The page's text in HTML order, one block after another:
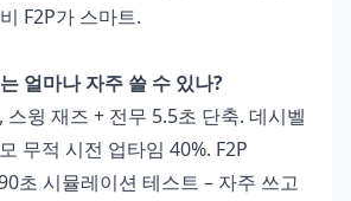
F2P가 스마트.
얼마나 자주 쓸 수 있나?
스윙 재즈 + 전무 5.5초 단축. 데시벨
무적 시전 업타임 40%. F2P
초 시뮬레이션 테스트 – 자주 쓰고